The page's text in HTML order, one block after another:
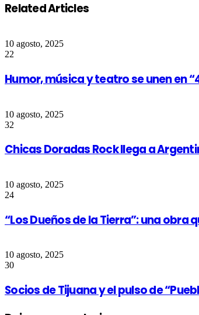
Related Articles
10 agosto, 2025
22
Humor, música y teatro se unen en
10 agosto, 2025
32
Chicas Doradas Rock llega a
10 agosto, 2025
24
“Los Dueños de la Tierra”: una obra
10 agosto, 2025
30
Socios de Tijuana y el pulso de